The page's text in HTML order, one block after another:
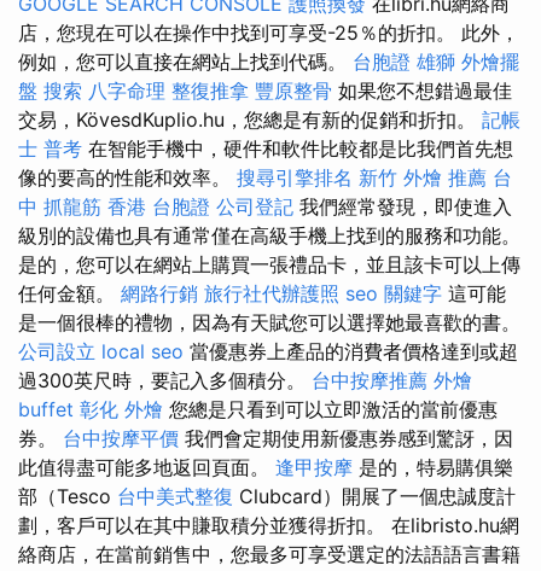
店，您現在可以在操作中找到可享受-25％的折扣。 此外，
例如，您可以直接在網站上找到代碼。 台胞證 雄獅 外燴擺
盤 搜索 八字命理 整復推拿 豐原整骨 如果您不想錯過最佳
交易，KövesdKuplio.hu，您總是有新的促銷和折扣。 記帳
士 普考 在智能手機中，硬件和軟件比較都是比我們首先想
像的要高的性能和效率。 搜尋引擎排名 新竹 外燴 推薦 台
中 抓龍筋 香港 台胞證 公司登記 我們經常發現，即使進入
級別的設備也具有通常僅在高級手機上找到的服務和功能。
是的，您可以在網站上購買一張禮品卡，並且該卡可以上傳
任何金額。 網路行銷 旅行社代辦護照 seo 關鍵字 這可能
是一個很棒的禮物，因為有天賦您可以選擇她最喜歡的書。
公司設立 local seo 當優惠券上產品的消費者價格達到或超
過300英尺時，要記入多個積分。 台中按摩推薦 外燴
buffet 彰化 外燴 您總是只看到可以立即激活的當前優惠
券。 台中按摩平價 我們會定期使用新優惠券感到驚訝，因
此值得盡可能多地返回頁面。 逢甲按摩 是的，特易購俱樂
部（Tesco 台中美式整復 Clubcard）開展了一個忠誠度計
劃，客戶可以在其中賺取積分並獲得折扣。 在libristo.hu網
絡商店，在當前銷售中，您最多可享受選定的法語語言書籍